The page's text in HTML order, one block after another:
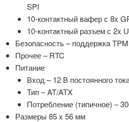
SPI
10-контактный вафер с 8x
10-контактный разъем с 2x
Безопасность – поддержка
Прочее – RTC
Питание
Вход – 12 В постоянного
Тип – AT/ATX
Потребление (типичное) –
Размеры 85 x 56 мм